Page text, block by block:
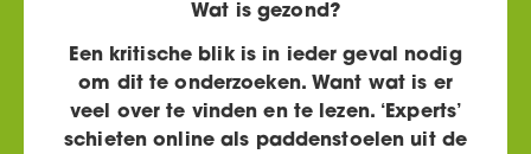
Wat is gezond?
Een kritische blik is in ieder geval nodig
om dit te onderzoeken. Want wat is er
veel over te vinden en te lezen. ‘Experts’
schieten online als paddenstoelen uit de